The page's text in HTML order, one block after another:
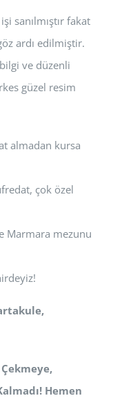
sanılmıştır fakat
ardı edilmiştir.
ve düzenli
güzel resim
almadan kursa
çok özel
Marmara mezunu
Hemen